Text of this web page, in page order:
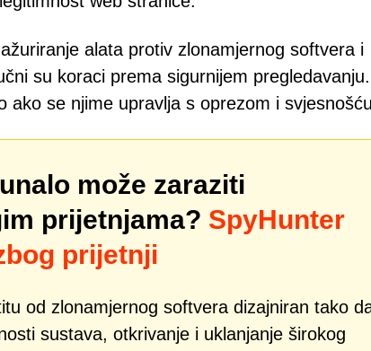
alata protiv zlonamjernog softvera i
su koraci prema sigurnijem pregledavanju.
se njime upravlja s oprezom i
može zaraziti
prijetnjama? SpyHunter
prijetnji
od zlonamjernog softvera dizajniran tako
sustava, otkrivanje i uklanjanje širokog